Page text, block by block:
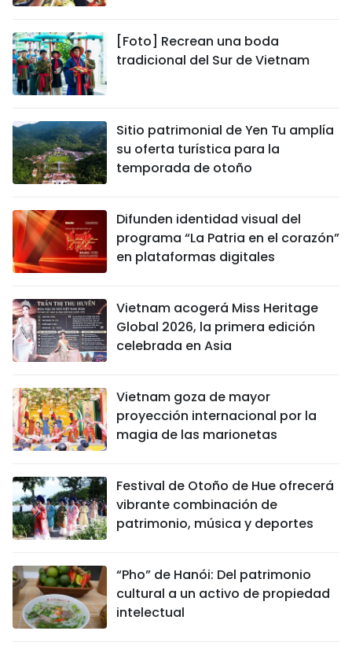
[Foto] Recrean una boda
tradicional del Sur de Vietnam
Sitio patrimonial de Yen Tu amplía
su oferta turística para la
temporada de otoño
Difunden identidad visual del
programa “La Patria en el corazón”
en plataformas digitales
Vietnam acogerá Miss Heritage
Global 2026, la primera edición
celebrada en Asia
Vietnam goza de mayor
proyección internacional por la
magia de las marionetas
Festival de Otoño de Hue ofrecerá
vibrante combinación de
patrimonio, música y deportes
“Pho” de Hanói: Del patrimonio
cultural a un activo de propiedad
intelectual